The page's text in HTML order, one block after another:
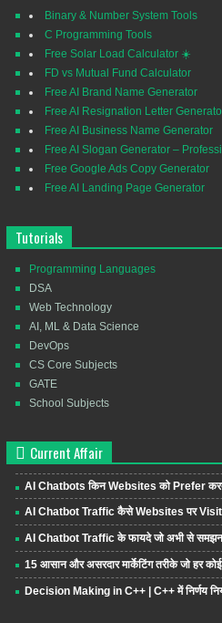
Binary & Number System Tools
C Programming Tools
Free Solar Load Calculator ☀️
FD vs Mutual Fund Calculator
Free AI Brand Name Generator
Free AI Resignation Letter
Free AI Business Name Generator
Free AI Slogan Generator –
Free Google Ads Copy Generator
Free AI Landing Page Generator
Tutorials
Programming Languages
DSA
Web Technology
AI, ML & Data Science
DevOps
CS Core Subjects
GATE
School Subjects
Current Affair
AI Chatbots किन Websites को Prefer
AI Chatbot Traffic कैसे Websites पर
AI Chatbot Traffic के फायदे जो अभी से
15 आसान और असरदार मार्केटिंग तरीके जो हर
Decision Making in C++ | C++ में निर्णय